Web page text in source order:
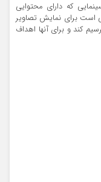
که دارای محتوایی
است برای نمایش تصاویر
کند و برای آنها اهداف